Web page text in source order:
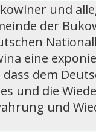
und
der
eine
dem
und die
und